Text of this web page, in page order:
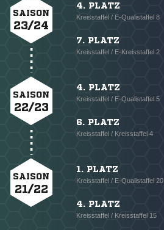
SAISON
23/24
4. PLATZ
Kreisstaffel / E-Qualistaffel 8
7. PLATZ
Kreisstaffel / E-Kreisstaffel 2
SAISON
22/23
4. PLATZ
Kreisstaffel / E-Qualistaffel 5
6. PLATZ
Kreisstaffel / Kreisstaffel 4
SAISON
21/22
1. PLATZ
Kreisstaffel / E-Qualistaffel 20
4. PLATZ
Kreisstaffel / Kreisstaffel 15